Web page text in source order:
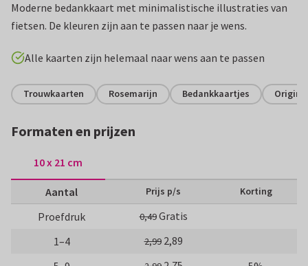
Moderne bedankkaart met minimalistische illustraties van
fietsen. De kleuren zijn aan te passen naar je wens.
Alle kaarten zijn helemaal naar wens aan te passen
Trouwkaarten Rosemarijn Bedankkaartjes
Formaten en prijzen
10 x 21 cm
Aantal Prijs p/s Korting
Proefdruk 0,49Gratis
1–4
2,99 2,89